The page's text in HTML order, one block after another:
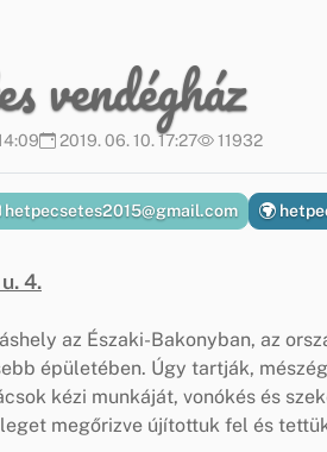
vendégház
2019. 06. 10. 17:27 11932
4.
hetpecsetes2015@gmail.com
az Északi-Bakonyban, az
épületében. Úgy tartják,
kézi munkáját, vonókés és
megőrizve újítottuk fel és